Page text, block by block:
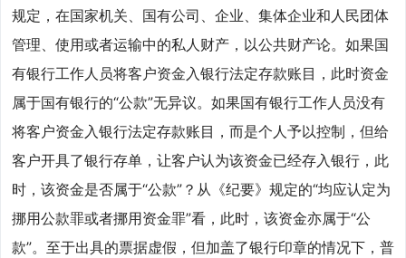
规定，在国家机关、国有公司、企业、集体企业和人民团体
管理、使用或者运输中的私人财产，以公共财产论。如果国
有银行工作人员将客户资金入银行法定存款账目，此时资金
属于国有银行的“公款”无异议。如果国有银行工作人员没有
将客户资金入银行法定存款账目，而是个人予以控制，但给
客户开具了银行存单，让客户认为该资金已经存入银行，此
时，该资金是否属于“公款”？从《纪要》规定的“均应认定为
挪用公款罪或者挪用资金罪”看，此时，该资金亦属于“公
款”。至于出具的票据虚假，但加盖了银行印章的情况下，普